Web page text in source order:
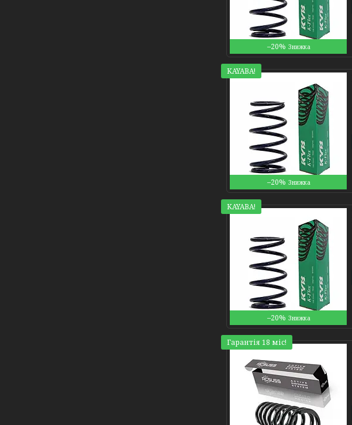
–20%
KAYABA!
–20%
KAYABA!
–20%
Гарантія 18 міс!